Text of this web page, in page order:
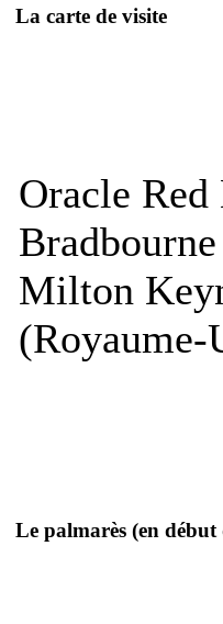
La carte de visite
Oracle
Milton
(Royaume-
Le palmarès (en début